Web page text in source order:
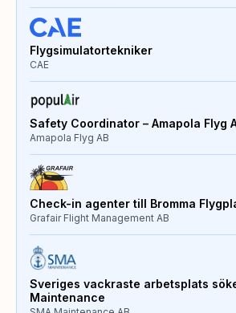
Flygsimulatortekniker
CAE
Safety Coordinator – Amapola Flyg
Amapola Flyg AB
Check-in agenter till Bromma
Grafair Flight Management AB
Sveriges vackraste arbetsplats
Maintenance